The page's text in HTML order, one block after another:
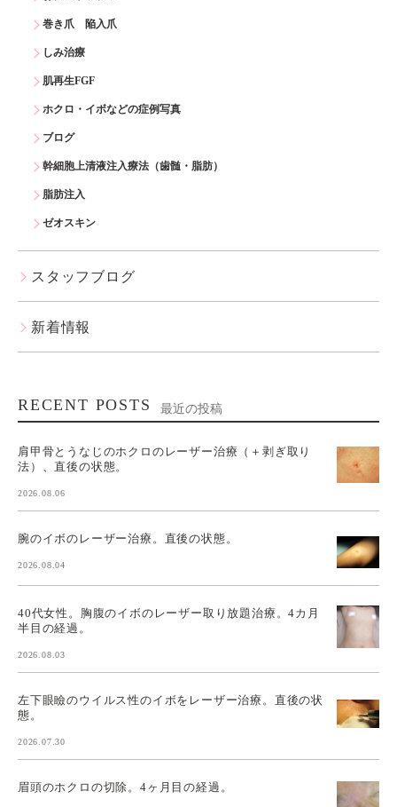
巻き爪 陥入爪
しみ治療
肌再生FGF
ホクロ・イボなどの症例写真
ブログ
幹細胞上清液注入療法（歯髄・脂肪）
脂肪注入
ゼオスキン
スタッフブログ
新着情報
RECENT POSTS 最近の投稿
肩甲骨とうなじのホクロのレーザー治療（＋剥ぎ取り
法）、直後の状態。
2026.08.06
腕のイボのレーザー治療。直後の状態。
2026.08.04
40代女性。胸腹のイボのレーザー取り放題治療。4カ月
半目の経過。
2026.08.03
左下眼瞼のウイルス性のイボをレーザー治療。直後の状
態。
2026.07.30
眉頭のホクロの切除。4ヶ月目の経過。